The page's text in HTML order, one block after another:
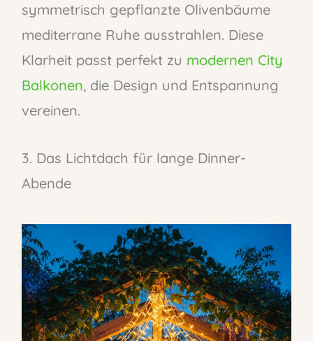
symmetrisch gepflanzte Olivenbäume
mediterrane Ruhe ausstrahlen. Diese
Klarheit passt perfekt zu modernen City
Balkonen, die Design und Entspannung
vereinen.
3. Das Lichtdach für lange Dinner-
Abende